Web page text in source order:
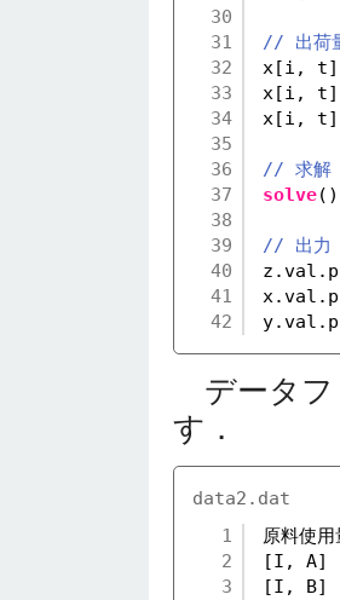
30
31
32
33
34
35
36
37
38
39
40
41
42
// 出荷
x[i, t]
x[i, t]
x[i, t]
// 求解
solve
// 出力
データフ
す．
data2.dat
1
2
3
原料使
[I, A]
[I, B]